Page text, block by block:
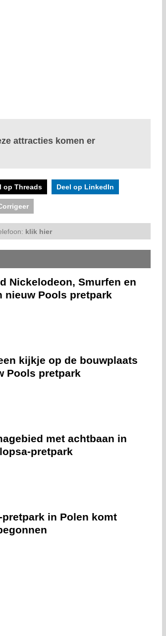
attracties komen er
op Threads Deel op LinkedIn
klik hier
Nickelodeon, Smurfen en
nieuw Pools pretpark
kijkje op de bouwplaats
Pools pretpark
met achtbaan in
pretpark
pretpark in Polen komt